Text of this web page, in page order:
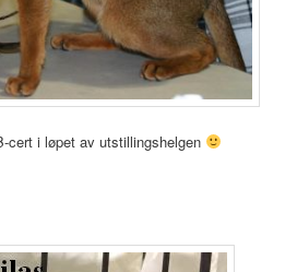
cert i løpet av utstillingshelgen